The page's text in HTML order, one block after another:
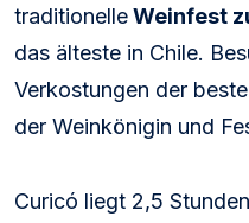
traditionelleWeinfest
das älteste in Chile.
Verkostungen der
der Weinkönigin und
Curicó liegt 2,5